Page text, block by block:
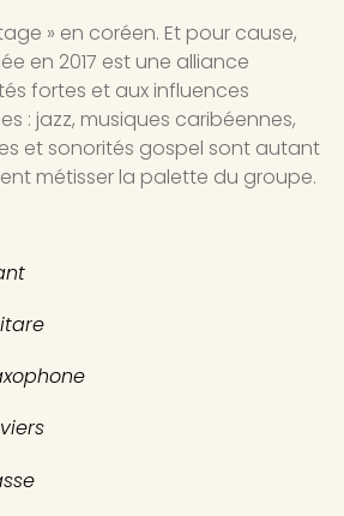
» en coréen. Et pour cause,
en 2017 est une alliance
fortes et aux influences
: jazz, musiques caribéennes,
et sonorités gospel sont autant
métisser la palette du groupe.